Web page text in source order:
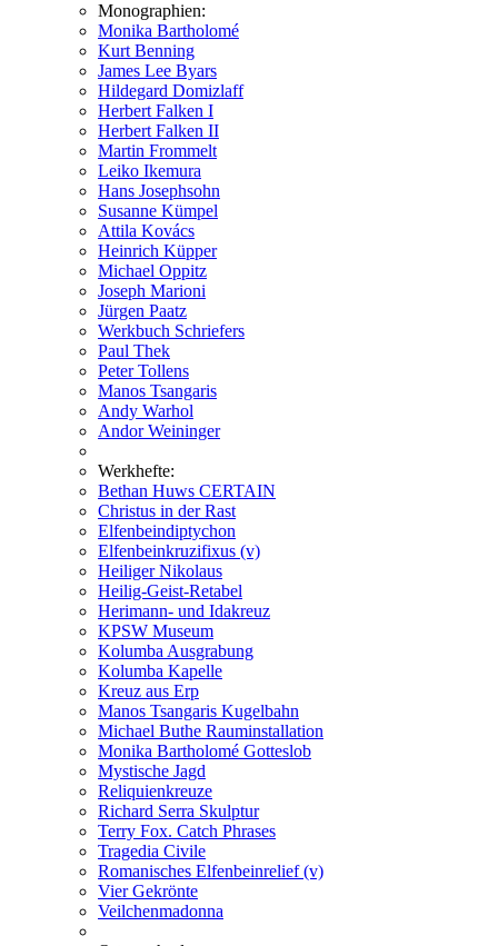
Monographien:
Monika Bartholomé
Kurt Benning
James Lee Byars
Hildegard Domizlaff
Herbert Falken I
Herbert Falken II
Martin Frommelt
Leiko Ikemura
Hans Josephsohn
Susanne Kümpel
Attila Kovács
Heinrich Küpper
Michael Oppitz
Joseph Marioni
Jürgen Paatz
Werkbuch Schriefers
Paul Thek
Peter Tollens
Manos Tsangaris
Andy Warhol
Andor Weininger
Werkhefte:
Bethan Huws CERTAIN
Christus in der Rast
Elfenbeindiptychon
Elfenbeinkruzifixus (v)
Heiliger Nikolaus
Heilig-Geist-Retabel
Herimann- und Idakreuz
KPSW Museum
Kolumba Ausgrabung
Kolumba Kapelle
Kreuz aus Erp
Manos Tsangaris Kugelbahn
Michael Buthe Rauminstallation
Monika Bartholomé Gotteslob
Mystische Jagd
Reliquienkreuze
Richard Serra Skulptur
Terry Fox. Catch Phrases
Tragedia Civile
Romanisches Elfenbeinrelief (v)
Vier Gekrönte
Veilchenmadonna